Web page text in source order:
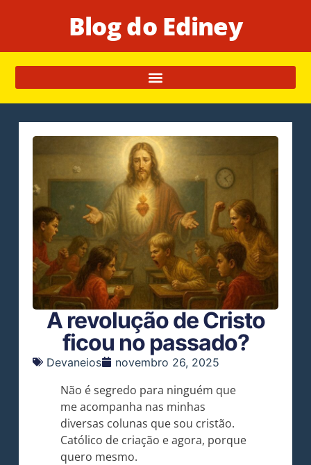
Blog do Ediney
A revolução de Cristo
ficou no passado?
Devaneios novembro 26, 2025
Não é segredo para ninguém que
me acompanha nas minhas
diversas colunas que sou cristão.
Católico de criação e agora, porque
quero mesmo.